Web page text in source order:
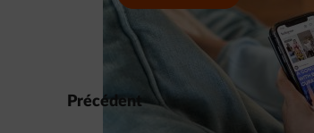
Précédent